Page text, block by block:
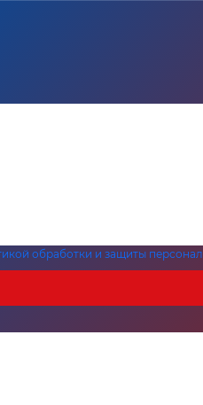
обработки и защиты